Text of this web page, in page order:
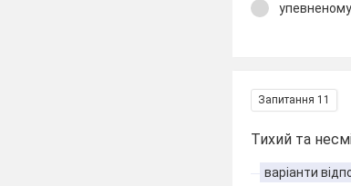
упевненому
Запитання 11
Тихий та
варіанти